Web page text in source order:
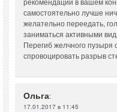
самостоятельно лучше
желательно переедать,
заниматься активными
Перегиб желчного пузыря
спровоцировать разрыв
Ольга:
17.01.2017 в 11:45